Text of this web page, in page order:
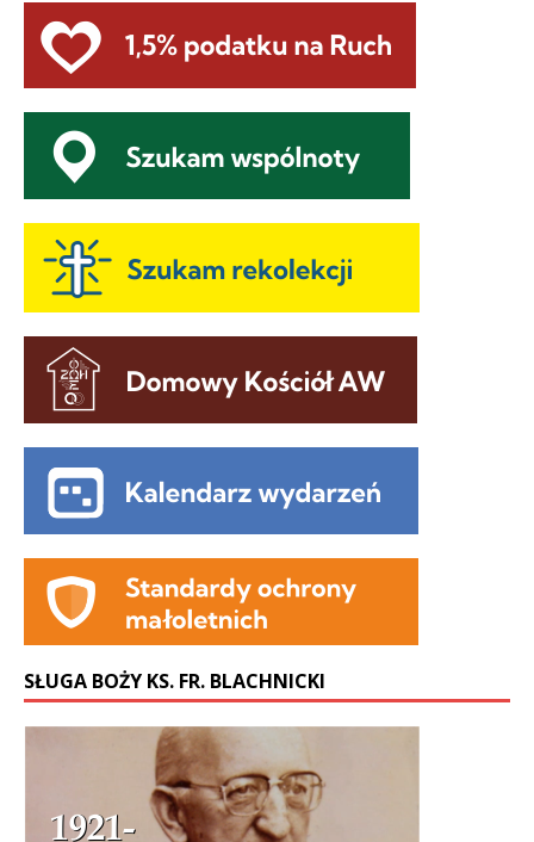
SŁUGA BOŻY KS. FR. BLACHNICKI